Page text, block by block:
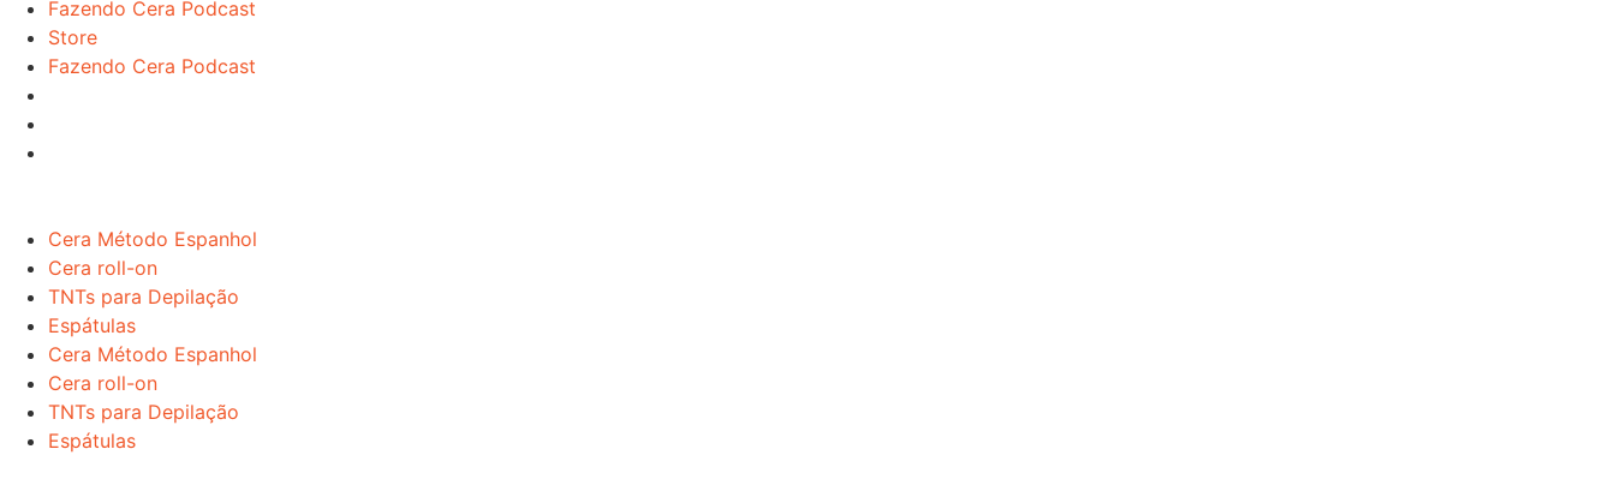
Fazendo Cera Podcast
Store
Fazendo Cera Podcast
Cera Método Espanhol
Cera roll-on
TNTs para Depilação
Espátulas
Cera Método Espanhol
Cera roll-on
TNTs para Depilação
Espátulas